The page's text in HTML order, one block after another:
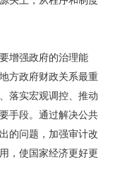
增强政府的治理能
方政府财政关系最重
落实宏观调控、推动
手段。通过解决公共
的问题，加强审计改
，使国家经济更好更